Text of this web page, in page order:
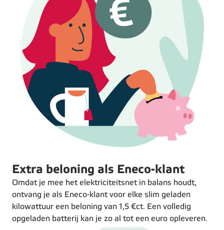
Extra beloning als Eneco-klant
Omdat je mee het elektriciteitsnet in balans houdt,
ontvang je als Eneco-klant voor elke slim geladen
kilowattuur een beloning van 1,5 €ct. Een volledig
opgeladen batterij kan je zo al tot een euro opleveren.